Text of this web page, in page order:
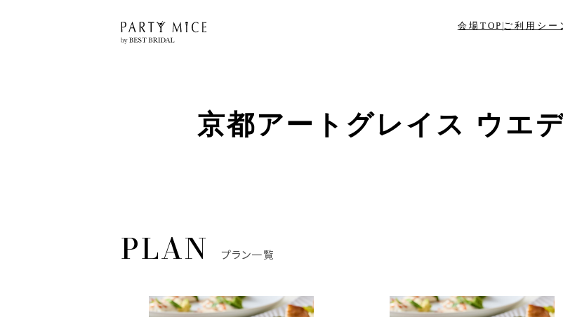
会場TOP ご利用シー
京都アートグレイス ウエ
プラン一覧